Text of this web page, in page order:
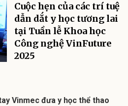
Cuộc hẹn của các trí tuệ
dẫn dắt y học tương lai
tại Tuần lễ Khoa học
Công nghệ VinFuture
2025
Vinmec đưa y học thể thao